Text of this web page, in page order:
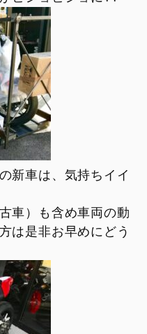
新車は、気持ちイイ
車）も含め車両の動
は是非お早めにどう